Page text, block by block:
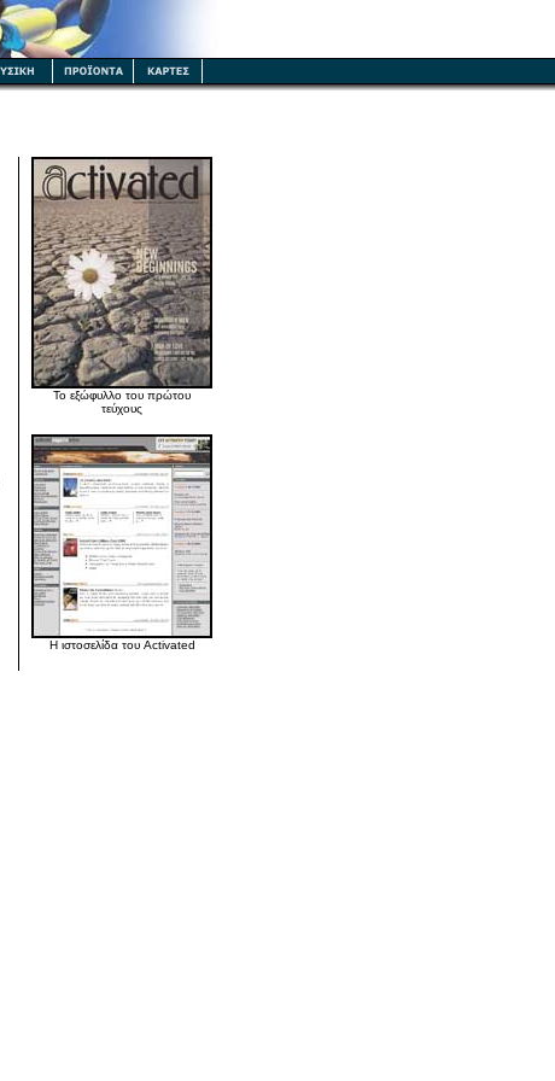
Το εξώφυλλο του πρώτου
τεύχους
Ηιστοσελίδα του Activated